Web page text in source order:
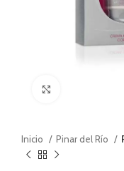
Inicio Pinar del Río